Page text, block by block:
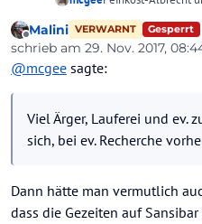
die Kaffeeröster
gibt es die gleichen
gleichzeitig. Auf
loben, ...
Was kommt bei
zusätzliche Kosten,
Offline
Malini VERWARNT Gesperrt
schrieb am 29. Nov. 2017,
zuletzt editiert von
@mcgee sagte:
Viel Ärger, Lauferei und ev.
sich, bei ev. Recherche
Dann hätte man vermutlich
dass die Gezeiten auf